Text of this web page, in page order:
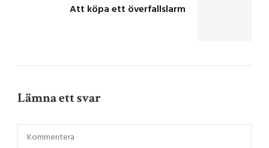
Att köpa ett överfallslarm
Lämna ett svar